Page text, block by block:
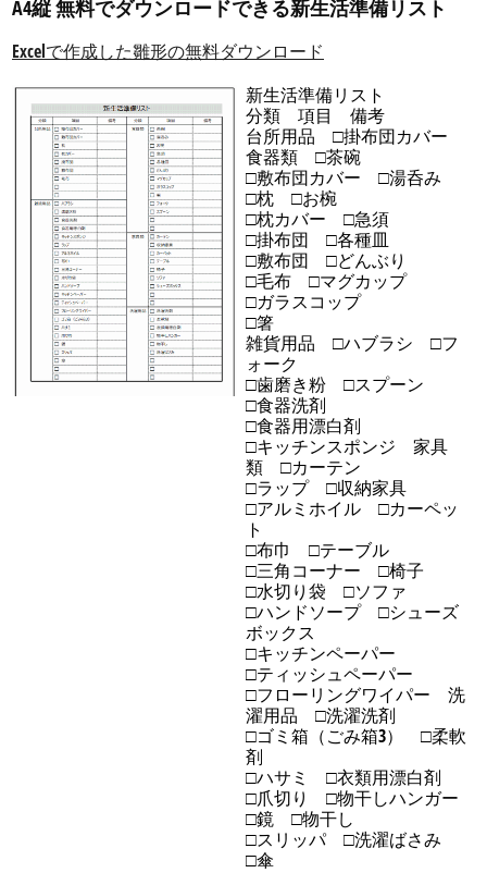
A4縦 無料でダウンロードできる新生活準備リスト
Excelで作成した雛形の無料ダウンロード
新生活準備リスト
分類 項目 備考
台所用品 □掛布団カバー
食器類 □茶碗
□敷布団カバー □湯呑み
□枕 □お椀
□枕カバー □急須
□掛布団 □各種皿
□敷布団 □どんぶり
□毛布 □マグカップ
□ガラスコップ
□箸
雑貨用品 □ハブラシ □フ
ォーク
□歯磨き粉 □スプーン
□食器洗剤
□食器用漂白剤
□キッチンスポンジ 家具
類 □カーテン
□ラップ □収納家具
□アルミホイル □カーペッ
ト
□布巾 □テーブル
□三角コーナー □椅子
□水切り袋 □ソファ
□ハンドソープ □シューズ
ボックス
□キッチンペーパー
□ティッシュペーパー
□フローリングワイパー 洗
濯用品 □洗濯洗剤
□ゴミ箱（ごみ箱3） □柔軟
剤
□ハサミ □衣類用漂白剤
□爪切り □物干しハンガー
□鏡 □物干し
□スリッパ □洗濯ばさみ
□傘